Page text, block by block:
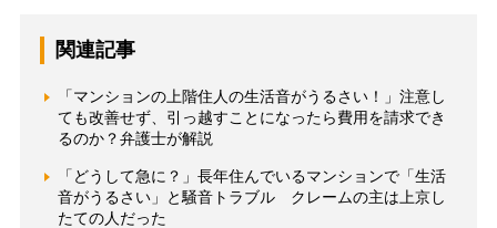
関連記事
「マンションの上階住人の生活音がうるさい！」注意し
ても改善せず、引っ越すことになったら費用を請求でき
るのか？弁護士が解説
「どうして急に？」長年住んでいるマンションで「生活
音がうるさい」と騒音トラブル クレームの主は上京し
たての人だった